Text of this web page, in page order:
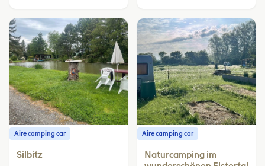
Aire camping car
Silbitz
Aire camping car
Naturcamping im